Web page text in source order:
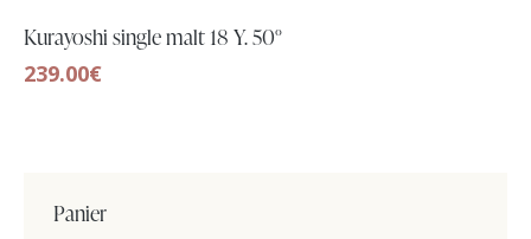
Kurayoshi single malt 18 Y. 50°
239.00€
Panier